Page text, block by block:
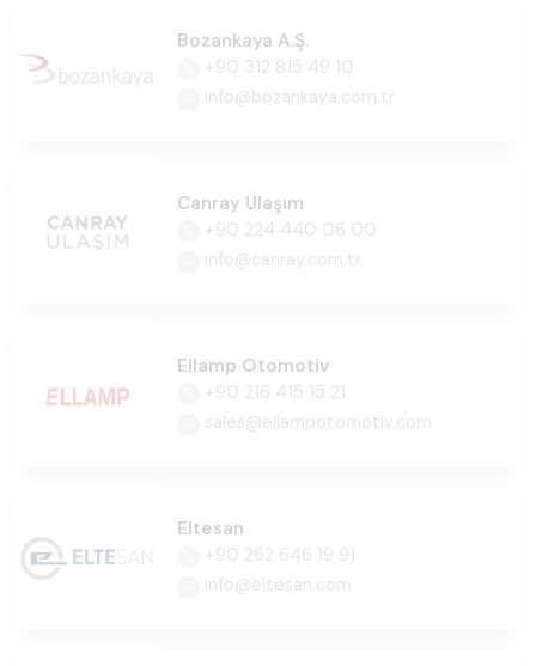
Bozankaya A.Ş.
+90 312 815 49 10
info@bozankaya.com.tr
Canray Ulaşım
+90 224 440 06 00
info@canray.com.tr
Ellamp Otomotiv
+90 216 415 15 21
sales@ellampotomotiv.com
Eltesan
+90 262 646 19 91
info@eltesan.com